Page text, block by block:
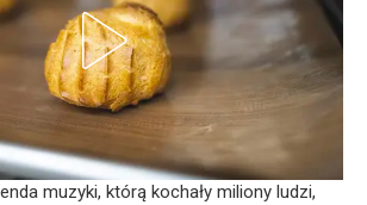
muzyki, którą kochały miliony ludzi,